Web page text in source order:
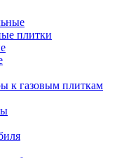
плитки
к газовым плиткам